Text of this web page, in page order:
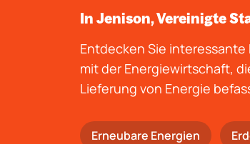
In Jenison, Vereinigte
Entdecken Sie
mit der Energiewirtschaft,
Lieferung von Energie
Erneubare Energien